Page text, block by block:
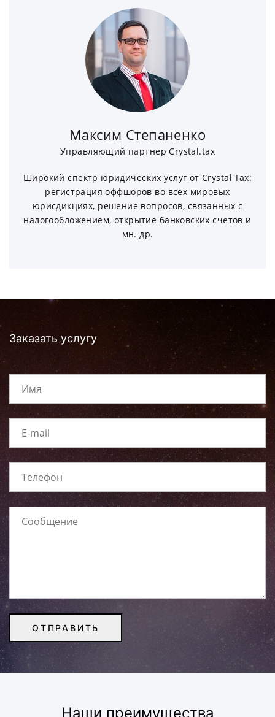
Максим Степаненко
Управляющий партнер Crystal.tax
Широкий спектр юридических услуг от Crystal Tax:
регистрация оффшоров во всех мировых
юрисдикциях, решение вопросов, связанных с
налогообложением, открытие банковских счетов и
мн. др.
Заказать услугу
Наши преимущества